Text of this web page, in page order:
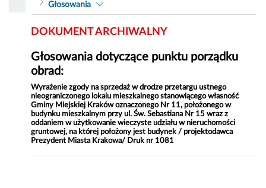
Głosowania
DOKUMENT ARCHIWALNY
Głosowania dotyczące punktu porządku
obrad:
Wyrażenie zgody na sprzedaż w drodze przetargu ustnego
nieograniczonego lokalu mieszkalnego stanowiącego własność
Gminy Miejskiej Kraków oznaczonego Nr 11, położonego w
budynku mieszkalnym przy ul. Św. Sebastiana Nr 15 wraz z
oddaniem w użytkowanie wieczyste udziału w nieruchomości
gruntowej, na której położony jest budynek / projektodawca
Prezydent Miasta Krakowa/ Druk nr 1081